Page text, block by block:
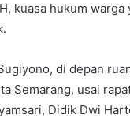
kuasa hukum warga
di depan
Semarang, usai
Didik Dwi